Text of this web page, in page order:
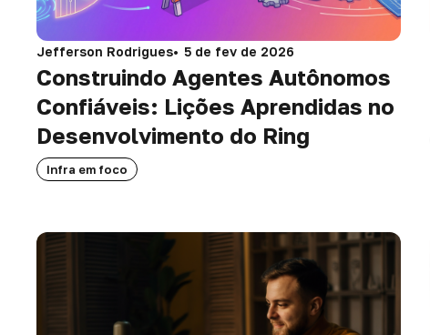
Jefferson Rodrigues 5 de fev de 2026
Construindo Agentes Autônomos
Confiáveis: Lições Aprendidas no
Desenvolvimento do Ring
Infra em foco